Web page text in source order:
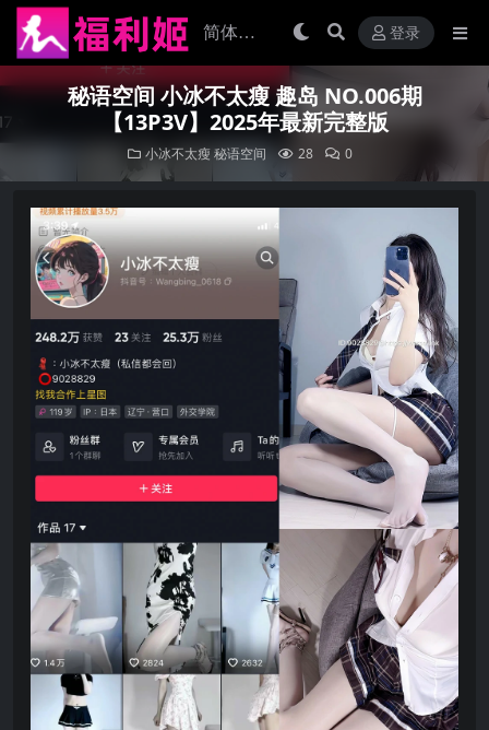
登录
秘语空间 小冰不太瘦 趣岛 NO.006期
【13P3V】2025年最新完整版
小冰不太瘦秘语空间 28 0